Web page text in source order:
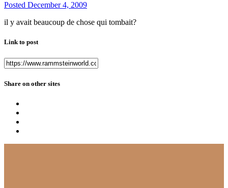
Posted December 4, 2009
il y avait beaucoup de chose qui tombait?
Link to post
Share on other sites